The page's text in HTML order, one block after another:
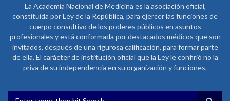
La Academia Nacional de Medicina es la asociación oficial,
constituida por Ley de la República, para ejercer las funciones de
cuerpo consultivo de los poderes públicos en asuntos
profesionales y está conformada por destacados médicos que son
invitados, después de una rigurosa calificación, para formar parte
de ella. El carácter de institución oficial que la Ley le confirió no la
priva de su independencia en su organización y funciones.